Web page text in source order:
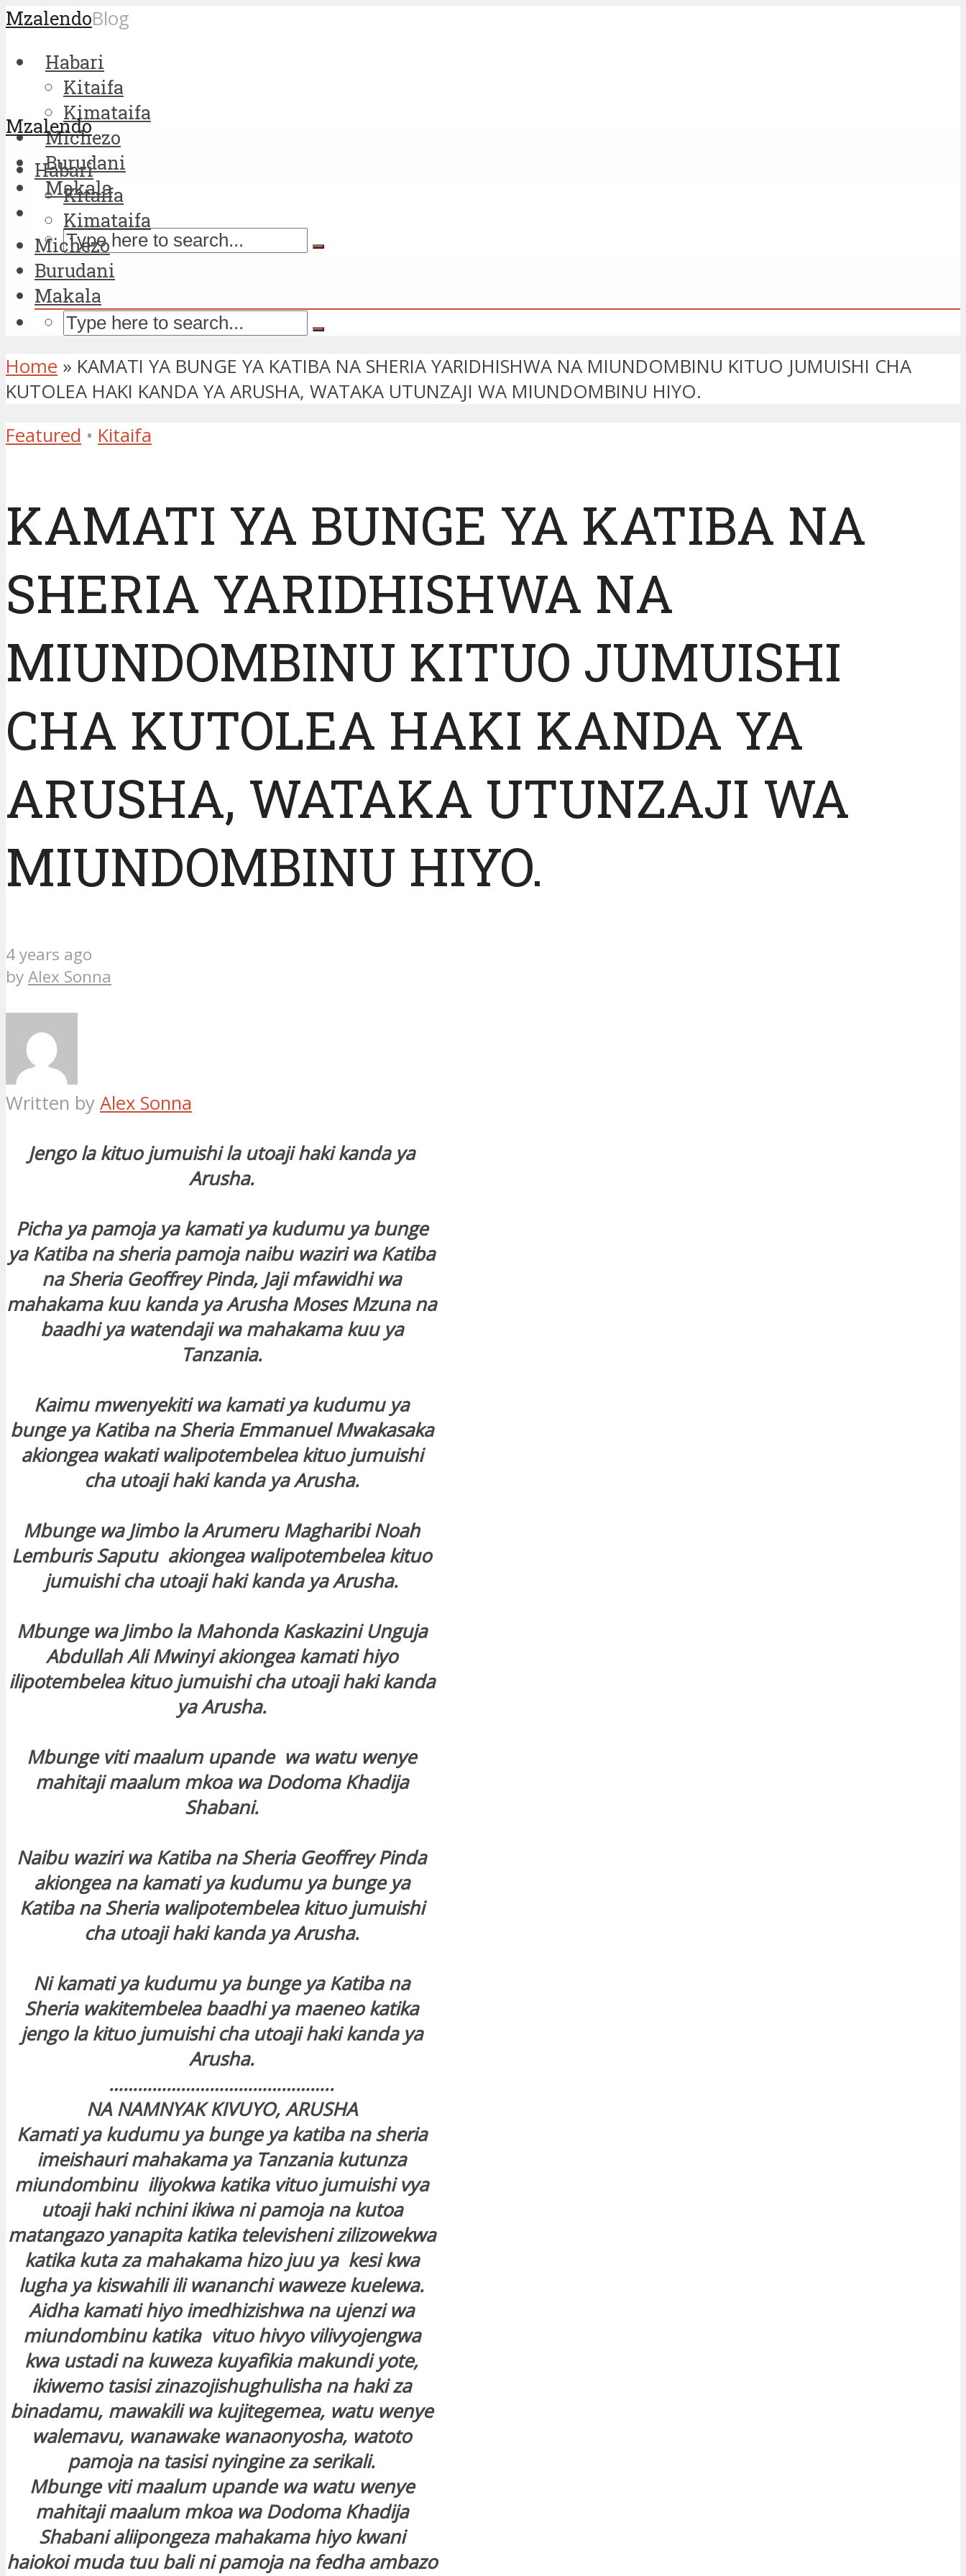
MzalendoBlog
Habari
Kitaifa
Kimataifa
Michezo
Burudani
Makala
Mzalendo
Habari
Kitaifa
Kimataifa
Michezo
Burudani
Makala
Home » KAMATI YA BUNGE YA KATIBA NA SHERIA YARIDHISHWA NA MIUNDOMBINU KITUO JUMUISHI CHA
KUTOLEA HAKI KANDA YA ARUSHA, WATAKA UTUNZAJI WA MIUNDOMBINU HIYO.
Featured • Kitaifa
KAMATI YA BUNGE YA KATIBA NA
SHERIA YARIDHISHWA NA
MIUNDOMBINU KITUO JUMUISHI
CHA KUTOLEA HAKI KANDA YA
ARUSHA, WATAKA UTUNZAJI WA
MIUNDOMBINU HIYO.
4 years ago
byAlex Sonna
Written by Alex Sonna
Jengo la kituo jumuishi la utoaji haki kanda ya
Arusha.
Picha ya pamoja ya kamati ya kudumu ya bunge
ya Katiba na sheria pamoja naibu waziri wa Katiba
na Sheria Geoffrey Pinda, Jaji mfawidhi wa
mahakama kuu kanda ya Arusha Moses Mzuna na
baadhi ya watendaji wa mahakama kuu ya
Tanzania.
Kaimu mwenyekiti wa kamati ya kudumu ya
bunge ya Katiba na Sheria Emmanuel Mwakasaka
akiongea wakati walipotembelea kituo jumuishi
cha utoaji haki kanda ya Arusha.
Mbunge wa Jimbo la Arumeru Magharibi Noah
Lemburis Saputu akiongea walipotembelea kituo
jumuishi cha utoaji haki kanda ya Arusha.
Mbunge wa Jimbo la Mahonda Kaskazini Unguja
Abdullah Ali Mwinyi akiongea kamati hiyo
ilipotembelea kituo jumuishi cha utoaji haki kanda
ya Arusha.
Mbunge viti maalum upande wa watu wenye
mahitaji maalum mkoa wa Dodoma Khadija
Shabani.
Naibu waziri wa Katiba na Sheria Geoffrey Pinda
akiongea na kamati ya kudumu ya bunge ya
Katiba na Sheria walipotembelea kituo jumuishi
cha utoaji haki kanda ya Arusha.
Ni kamati ya kudumu ya bunge ya Katiba na
Sheria wakitembelea baadhi ya maeneo katika
jengo la kituo jumuishi cha utoaji haki kanda ya
Arusha.
………………………………………..
NA NAMNYAK KIVUYO, ARUSHA
Kamati ya kudumu ya bunge ya katiba na sheria
imeishauri mahakama ya Tanzania kutunza
miundombinu iliyokwa katika vituo jumuishi vya
utoaji haki nchini ikiwa ni pamoja na kutoa
matangazo yanapita katika televisheni zilizowekwa
katika kuta za mahakama hizo juu ya kesi kwa
lugha ya kiswahili ili wananchi waweze kuelewa.
Aidha kamati hiyo imedhizishwa na ujenzi wa
miundombinu katika vituo hivyo vilivyojengwa
kwa ustadi na kuweza kuyafikia makundi yote,
ikiwemo tasisi zinazojishughulisha na haki za
binadamu, mawakili wa kujitegemea, watu wenye
walemavu, wanawake wanaonyosha, watoto
pamoja na tasisi nyingine za serikali.
Mbunge viti maalum upande wa watu wenye
mahitaji maalum mkoa wa Dodoma Khadija
Shabani aliipongeza mahakama hiyo kwani
haiokoi muda tuu bali ni pamoja na fedha ambazo